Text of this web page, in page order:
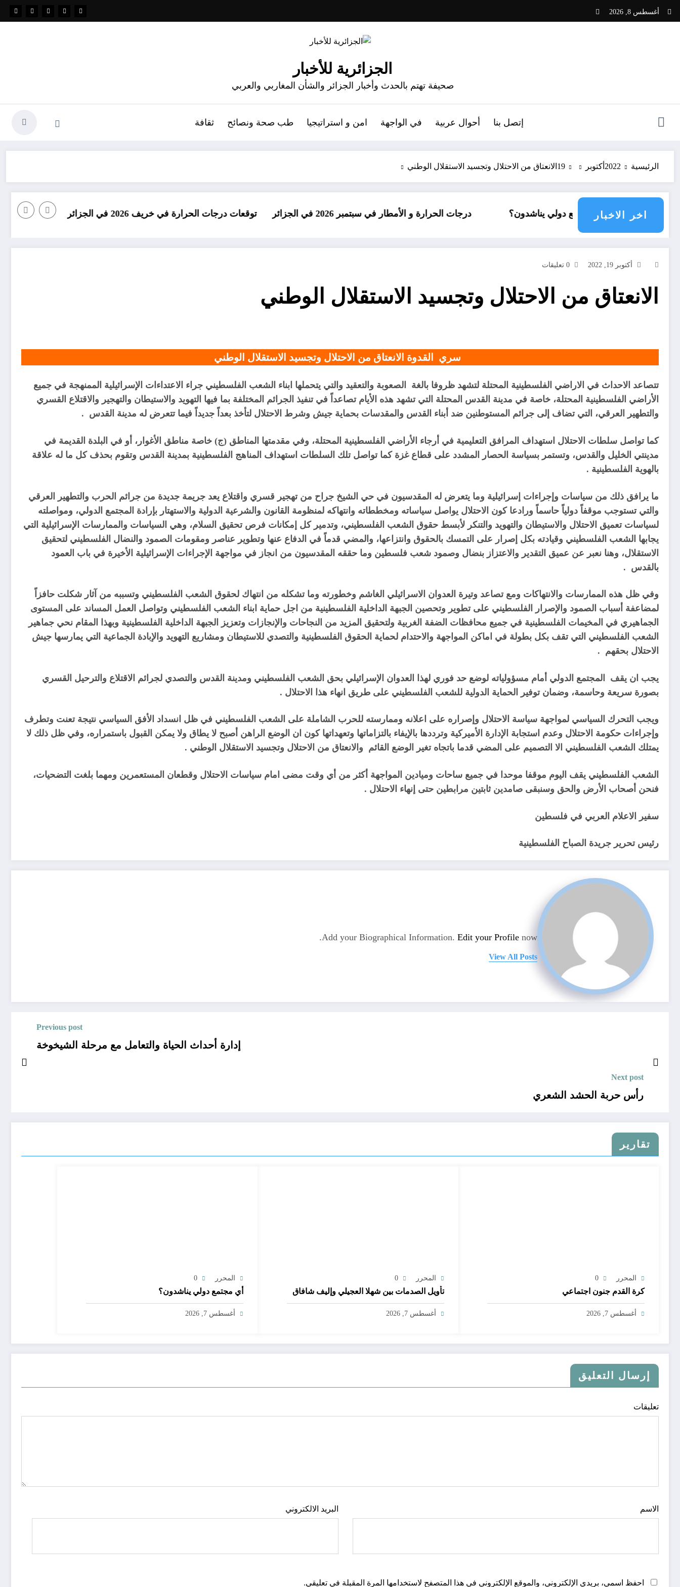
التجاوز
أغسطس 8, 2026
الجزائرية للأخبار
صحيفة تهتم بالحدث وأخبار الجزائر والشأن المغاربي والعربي
إتصل بنا أحوال عربية في الواجهة امن و استراتيجيا طب صحة ونصائح ثقافة
الرئيسية 2022 أكتوبر 19 الانعتاق من الاحتلال وتجسيد الاستقلال الوطني
اخر الاخبار
أي مجتمع دولي يناشدون؟ درجات الحرارة و الأمطار في سبتمبر 2026 في الجزائر توقعات درجات الحرارة في خريف 2026 في الجزائر امطار بكميات كبيرة جدا
أكتوبر 19, 2022 0 تعليقات
الانعتاق من الاحتلال وتجسيد الاستقلال الوطني
سري القدوة الانعتاق من الاحتلال وتجسيد الاستقلال الوطني
تتصاعد الاحداث في الاراضي الفلسطينية المحتلة لتشهد ظروفا بالغة الصعوبة والتعقيد والتي يتحملها ابناء الشعب الفلسطيني جراء الاعتداءات الإسرائيلية الممنهجة في جميع
الأراضي الفلسطينية المحتلة، خاصة في مدينة القدس المحتلة التي تشهد هذه الأيام تصاعداً في تنفيذ الجرائم المختلفة بما فيها التهويد والاستيطان والتهجير والاقتلاع القسري
والتطهير العرقي، التي تضاف إلى جرائم المستوطنين ضد أبناء القدس والمقدسات بحماية جيش وشرط الاحتلال لتأخذ بعداً جديداً فيما تتعرض له مدينة القدس .
كما تواصل سلطات الاحتلال استهداف المرافق التعليمية في أرجاء الأراضي الفلسطينية المحتلة، وفي مقدمتها المناطق (ج) خاصة مناطق الأغوار، أو في البلدة القديمة في
مدينتي الخليل والقدس، وتستمر بسياسة الحصار المشدد على قطاع غزة كما تواصل تلك السلطات استهداف المناهج الفلسطينية بمدينة القدس وتقوم بحذف كل ما له علاقة
بالهوية الفلسطينية .
ما يرافق ذلك من سياسات وإجراءات إسرائيلية وما يتعرض له المقدسيون في حي الشيخ جراح من تهجير قسري واقتلاع يعد جريمة جديدة من جرائم الحرب والتطهير العرقي
والتي تستوجب موقفاً دولياً حاسماً ورادعا كون الاحتلال يواصل سياساته ومخططاته وانتهاكه لمنظومة القانون والشرعية الدولية والاستهتار بإرادة المجتمع الدولي، ومواصلته
لسياسات تعميق الاحتلال والاستيطان والتهويد والتنكر لأبسط حقوق الشعب الفلسطيني، وتدمير كل إمكانات فرص تحقيق السلام، وهي السياسات والممارسات الإسرائيلية التي
يجابها الشعب الفلسطيني وقيادته بكل إصرار على التمسك بالحقوق وانتزاعها، والمضي قدماً في الدفاع عنها وتطوير عناصر ومقومات الصمود والنضال الفلسطيني لتحقيق
الاستقلال، وهنا نعبر عن عميق التقدير والاعتزاز بنضال وصمود شعب فلسطين وما حققه المقدسيون من انجاز في مواجهة الإجراءات الإسرائيلية الأخيرة في باب العمود
بالقدس .
وفي ظل هذه الممارسات والانتهاكات ومع تصاعد وتيرة العدوان الاسرائيلي الغاشم وخطورته وما تشكله من انتهاك لحقوق الشعب الفلسطيني وتسببه من آثار شكلت حافزاً
لمضاعفة أسباب الصمود والإصرار الفلسطيني على تطوير وتحصين الجبهة الداخلية الفلسطينية من اجل حماية ابناء الشعب الفلسطيني وتواصل العمل المساند على المستوى
الجماهيري في المخيمات الفلسطينية في جميع محافظات الضفة الغربية ولتحقيق المزيد من النجاحات والإنجازات وتعزيز الجبهة الداخلية الفلسطينية وبهذا المقام نحي جماهير
الشعب الفلسطيني التي تقف بكل بطولة في اماكن المواجهة والاحتدام لحماية الحقوق الفلسطينية والتصدي للاستيطان ومشاريع التهويد والإبادة الجماعية التي يمارسها جيش
الاحتلال بحقهم .
يجب ان يقف المجتمع الدولي أمام مسؤولياته لوضع حد فوري لهذا العدوان الإسرائيلي بحق الشعب الفلسطيني ومدينة القدس والتصدي لجرائم الاقتلاع والترحيل القسري
بصورة سريعة وحاسمة، وضمان توفير الحماية الدولية للشعب الفلسطيني على طريق انهاء هذا الاحتلال .
ويجب التحرك السياسي لمواجهة سياسة الاحتلال وإصراره على اعلانه وممارسته للحرب الشاملة على الشعب الفلسطيني في ظل انسداد الأفق السياسي نتيجة تعنت وتطرف
وإجراءات حكومة الاحتلال وعدم استجابة الإدارة الأميركية وترددها بالإيفاء بالتزاماتها وتعهداتها كون ان الوضع الراهن أصبح لا يطاق ولا يمكن القبول باستمراره، وفي ظل ذلك لا
يمتلك الشعب الفلسطيني الا التصميم على المضي قدما باتجاه تغير الوضع القائم والانعتاق من الاحتلال وتجسيد الاستقلال الوطني .
الشعب الفلسطيني يقف اليوم موقفا موحدا في جميع ساحات وميادين المواجهة أكثر من أي وقت مضى امام سياسات الاحتلال وقطعان المستعمرين ومهما بلغت التضحيات،
فنحن أصحاب الأرض والحق وسنبقى صامدين ثابتين مرابطين حتى إنهاء الاحتلال .
سفير الاعلام العربي في فلسطين
رئيس تحرير جريدة الصباح الفلسطينية
Add your Biographical Information. Edit your Profile now.
View All Posts
Previous post
إدارة أحداث الحياة والتعامل مع مرحلة الشيخوخة
Next post
رأس حربة الحشد الشعري
تقارير
المحرر 0
كرة القدم جنون اجتماعي
أغسطس 7, 2026
المحرر 0
تأويل الصدمات بين شهلا العجيلي وإليف شافاق
أغسطس 7, 2026
المحرر 0
أي مجتمع دولي يناشدون؟
أغسطس 7, 2026
إرسال التعليق
تعليقات
الاسم البريد الالكتروني
احفظ اسمي، بريدي الإلكتروني، والموقع الإلكتروني في هذا المتصفح لاستخدامها المرة المقبلة في تعليقي.